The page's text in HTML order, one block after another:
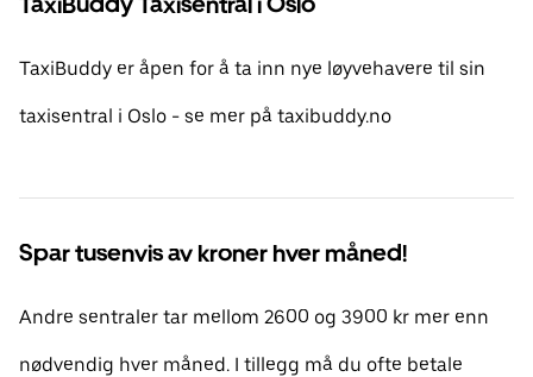
TaxiBuddy er åpen for å ta inn nye løyvehavere til sin
taxisentral i Oslo - se mer på taxibuddy.no
Spar tusenvis av kroner hver måned!
Andre sentraler tar mellom 2600 og 3900 kr mer enn
nødvendig hver måned. I tillegg må du ofte betale